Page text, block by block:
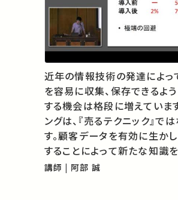
近年の情報技術の発達によ
を容易に収集、保存できるよ
する機会は格段に増えていま
ングは、『売るテクニック』で
す。顧客データを有効に生か
することによって新たな知識
が、競合の一歩先を行き競争
講師 | 阿部 誠